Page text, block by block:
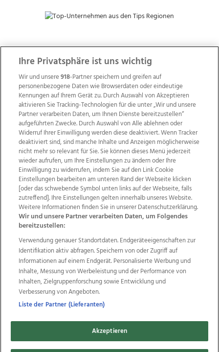
ZUR NACHRICHTENÜBERSICHT
Wir über uns Mediadaten Kontakt
Jobs
Datenschutz
Impressum
AGB Anzeigekunden
AGB Website
Ehrenkodex Politische Werbung
Weitere Angebote des Medienhauses Wimmer
TV1 di-mog-i.at OÖNow
Ischler Woche
Life Radio
OÖNachrichten
OÖN Immobilien
OÖN Karriere
OÖN Reise
Promenaden Galerien
Regionaljobs
wasistlos.at
Copyrights © 2026 Tips Zeitungs GmbH & Co KG
Ihre Privatsphäre ist uns wichtig
Wir und unsere918-Partner speichern und greifen auf
personenbezogene Daten wie Browserdaten oder eindeutige
Kennungen auf Ihrem Gerät zu. Durch Auswahl von Akzeptieren
aktivieren Sie Tracking-Technologien für die unter „Wir und unsere
Partner verarbeiten Daten, um Ihnen Dienste bereitzustellen“
aufgeführten Zwecke. Durch Auswahl von Alle ablehnen oder
Widerruf Ihrer Einwilligung werden diese deaktiviert. Wenn Tracker
deaktiviert sind, sind manche Inhalte und Anzeigen möglicherweise
nicht mehr so relevant für Sie. Sie können dieses Menü jederzeit
wieder aufrufen, um Ihre Einstellungen zu ändern oder Ihre
Einwilligung zu widerrufen, indem Sie auf den Link Cookie
Einstellungen bearbeiten am unteren Rand der Webseite klicken
[oder das schwebende Symbol unten links auf der Webseite, falls
zutreffend]. Ihre Einstellungen gelten innerhalb unseres Website.
Weitere Informationen finden Sie in unserer Datenschutzerklärung.
Wir und unsere Partner verarbeiten Daten, um Folgendes
bereitzustellen:
Verwendung genauer Standortdaten. Endgeräteeigenschaften zur
Identifikation aktiv abfragen. Speichern von oder Zugriff auf
Informationen auf einem Endgerät. Personalisierte Werbung und
Inhalte, Messung von Werbeleistung und der Performance von
Inhalten, Zielgruppenforschung sowie Entwicklung und
Verbesserung von Angeboten.
Liste der Partner (Lieferanten)
Akzeptieren